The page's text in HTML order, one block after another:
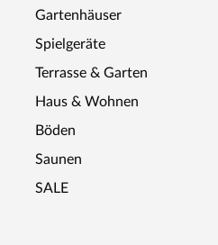
Gartenhäuser
Spielgeräte
Terrasse & Garten
Haus & Wohnen
Böden
Saunen
SALE